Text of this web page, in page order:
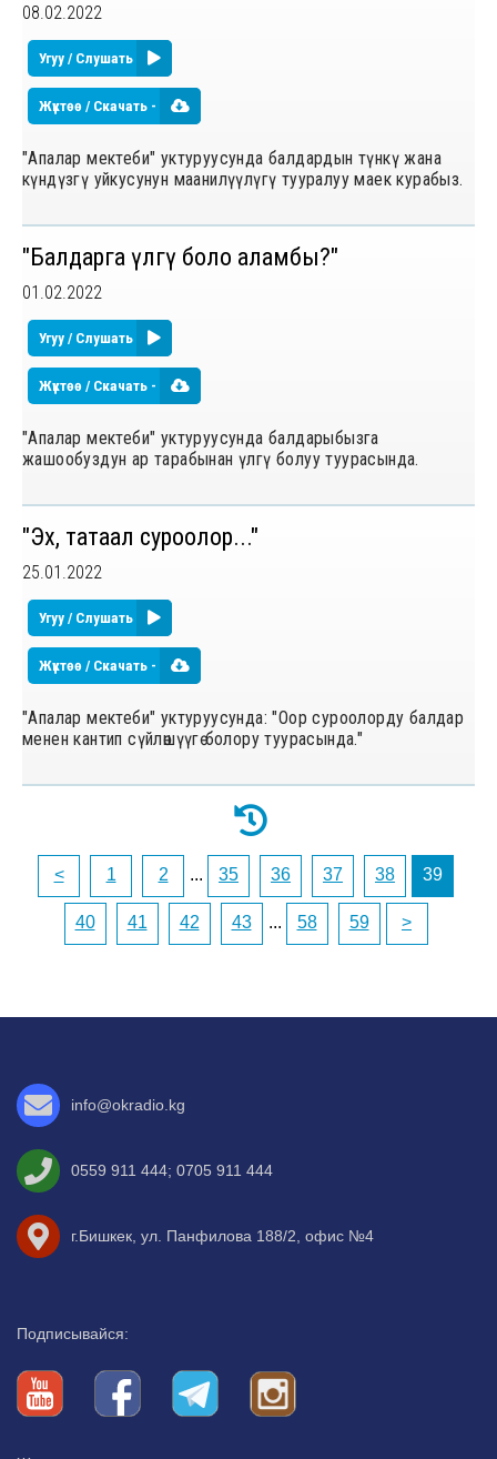
08.02.2022
Угуу / Слушать
Жүктөө / Скачать -
"Апалар мектеби" уктуруусунда балдардын түнкү жана
күндүзгү уйкусунун маанилүүлүгү тууралуу маек курабыз.
"Балдарга үлгү боло аламбы?"
01.02.2022
Угуу / Слушать
Жүктөө / Скачать -
"Апалар мектеби" уктуруусунда балдарыбызга
жашообуздун ар тарабынан үлгү болуу туурасында.
"Эх, татаал суроолор..."
25.01.2022
Угуу / Слушать
Жүктөө / Скачать -
"Апалар мектеби" уктуруусунда: "Оор суроолорду балдар
менен кантип сүйлөшүүгө болору туурасында."
< 1 2 ... 35 36 37 38 39
40 41 42 43 ... 58 59 >
info@okradio.kg
0559 911 444; 0705 911 444
г.Бишкек, ул. Панфилова 188/2, офис №4
Подписывайся: